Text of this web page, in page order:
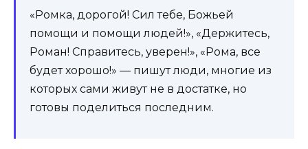
«Ромка, дорогой! Сил тебе, Божьей
помощи и помощи людей!», «Держитесь,
Роман! Справитесь, уверен!», «Рома, все
будет хорошо!» — пишут люди, многие из
которых сами живут не в достатке, но
готовы поделиться последним.